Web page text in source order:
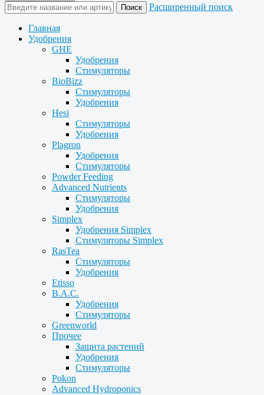
Расширенный поиск
Главная
Удобрения
GHE
Удобрения
Стимуляторы
BioBizz
Стимуляторы
Удобрения
Hesi
Стимуляторы
Удобрения
Plagron
Удобрения
Стимуляторы
Powder Feeding
Advanced Nutrients
Стимуляторы
Удобрения
Simplex
Удобрения Simplex
Стимуляторы Simplex
RasTea
Стимуляторы
Удобрения
Etisso
B.A.C.
Удобрения
Стимуляторы
Greenworld
Прочее
Защита растений
Удобрения
Стимуляторы
Pokon
Advanced Hydroponics